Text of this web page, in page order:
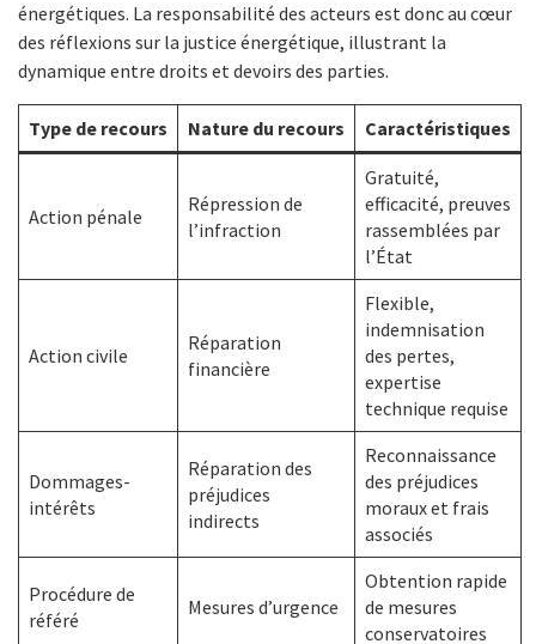
énergétiques. La responsabilité des acteurs est donc au cœur
des réflexions sur la justice énergétique, illustrant la
dynamique entre droits et devoirs des parties.
Type de recours Nature du recours Caractéristiques
Action pénale
Répression de
l’infraction
Gratuité,
efficacité, preuves
rassemblées par
l’État
Action civile
Réparation
financière
Flexible,
indemnisation
des pertes,
expertise
technique requise
Dommages-
intérêts
Réparation des
préjudices
indirects
Reconnaissance
des préjudices
moraux et frais
associés
Procédure de
référé
Mesures d’urgence
Obtention rapide
de mesures
conservatoires